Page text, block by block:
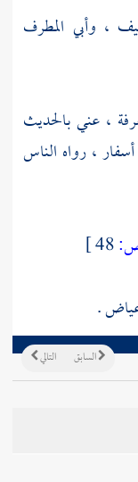
، وأبي المطرف
، عني بالحديث
، رواه الناس
.
التالي السابق